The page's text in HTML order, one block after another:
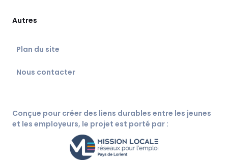
Autres
Plan du site
Nous contacter
Conçue pour créer des liens durables entre les jeunes
et les employeurs, le projet est porté par :